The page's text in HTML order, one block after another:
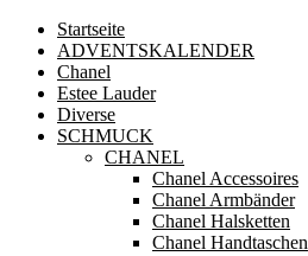
Startseite
ADVENTSKALENDER
Chanel
Estee Lauder
Diverse
SCHMUCK
CHANEL
Chanel Accessoires
Chanel Armbänder
Chanel Halsketten
Chanel Handtaschen